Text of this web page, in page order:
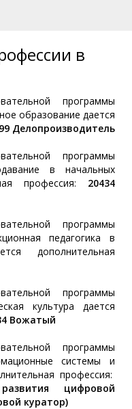
в
программы
образование дается
Делопроизводитель
программы
в начальных
профессия: 20434
программы
педагогика в
дополнительная
программы
культура дается
Вожатый
программы
системы и
профессия:
цифровой
куратор)